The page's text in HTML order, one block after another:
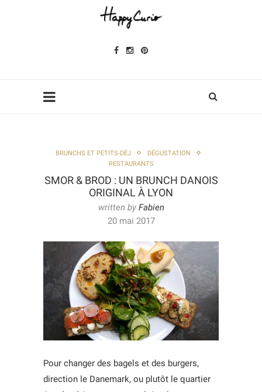
BRUNCHS ET PETITS-DÉJ
DÉGUSTATION
RESTAURANTS
SMOR & BROD : UN BRUNCH DANOIS
ORIGINAL À LYON
written by Fabien
20 mai 2017
Pour changer des bagels et des burgers,
direction le Danemark, ou plutôt le quartier